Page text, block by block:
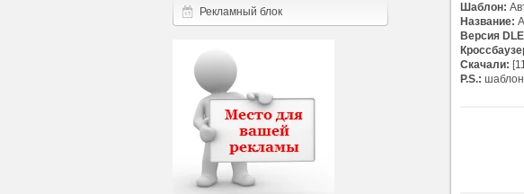
Рекламный блок Шаблон:
Название:
Версия
Скачали:
P.S.: